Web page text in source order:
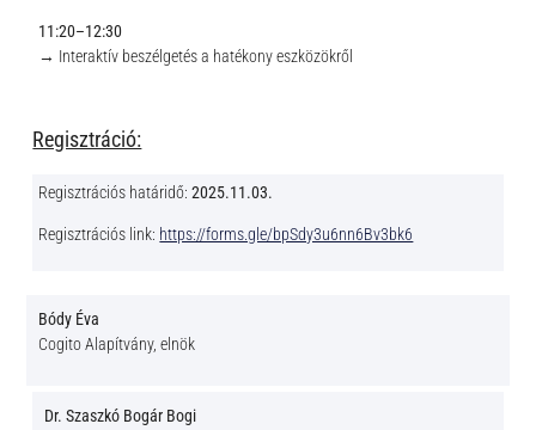
11:20–12:30
→ Interaktív beszélgetés a hatékony eszközökről
Regisztráció:
Regisztrációs határidő:2025.11.03.
Regisztrációs link: https://forms.gle/bpSdy3u6nn6Bv3bk6
Bódy Éva
Cogito Alapítvány, elnök
Dr. Szaszkó Bogár Bogi